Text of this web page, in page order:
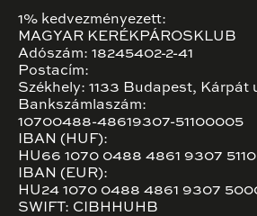
1% kedvezményezett:
MAGYAR KERÉKPÁROSKLUB
Adószám: 18245402-2-41
Postacím:
Székhely: 1133 Budapest, Kárpát
Bankszámlaszám:
10700488-48619307-51100005
IBAN (HUF):
HU66 1070 0488 4861 9307
IBAN (EUR):
HU24 1070 0488 4861 9307
SWIFT: CIBHHUHB